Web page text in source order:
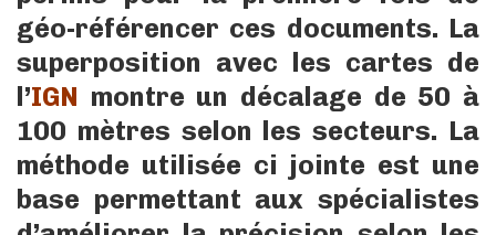
géo-référencer ces documents. La
superposition avec les cartes de
l’IGN montre un décalage de 50 à
100 mètres selon les secteurs. La
méthode utilisée ci jointe est une
base permettant aux spécialistes